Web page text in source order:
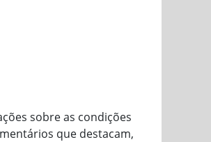
sobre as condições
que destacam,